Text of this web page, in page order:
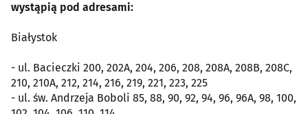
wystąpią pod adresami:
Białystok
- ul. Bacieczki 200, 202A, 204, 206, 208, 208A, 208B, 208C,
210, 210A, 212, 214, 216, 219, 221, 223, 225
- ul. św. Andrzeja Boboli 85, 88, 90, 92, 94, 96, 96A, 98, 100,